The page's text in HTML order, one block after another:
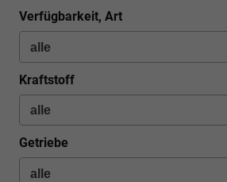
Verfügbarkeit, Art
Kraftstoff
Getriebe